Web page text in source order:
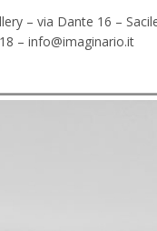
– via Dante 16 –
– info@imaginario.it